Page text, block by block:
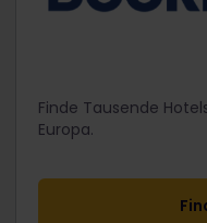
Finde Tausende
Europa.